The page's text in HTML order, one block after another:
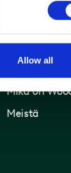
Allow all
Woods
Mikä on
Meistä